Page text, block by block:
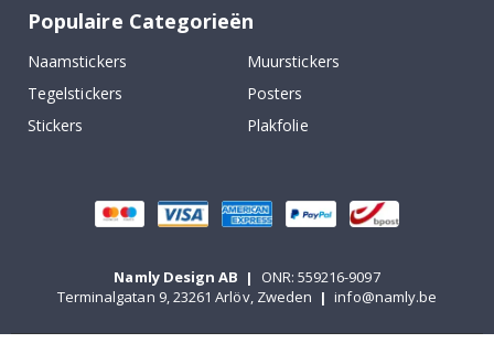
Populaire Categorieën
Naamstickers
Muurstickers
Tegelstickers
Posters
Stickers
Plakfolie
Namly Design AB |
ONR: 559216-9097
Terminalgatan 9, 23261 Arlöv, Zweden | info@namly.be